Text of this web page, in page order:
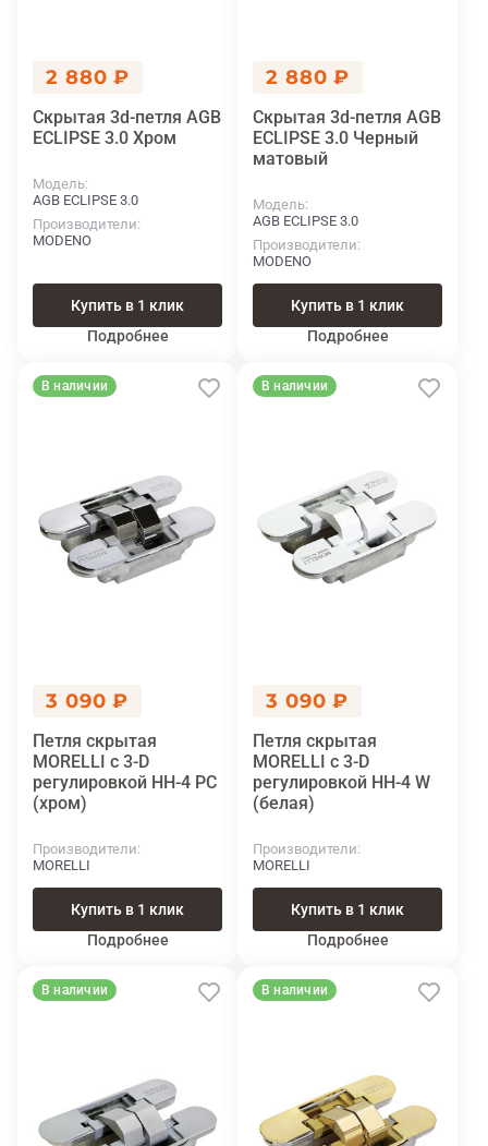
2 880 ₽
Скрытая 3d-петля AGB
ECLIPSE 3.0 Хром
Модель
AGB ECLIPSE 3.0
Производители
MODENO
Купить в 1 клик
Подробнее
2 880 ₽
Скрытая 3d-петля AGB
ECLIPSE 3.0 Черный
матовый
Модель
AGB ECLIPSE 3.0
Производители
MODENO
Купить в 1 клик
Подробнее
В наличии
3 090 ₽
Петля скрытая
MORELLI с 3-D
регулировкой HH-4 PC
(хром)
Производители
MORELLI
Купить в 1 клик
Подробнее
В наличии
3 090 ₽
Петля скрытая
MORELLI с 3-D
регулировкой HH-4 W
(белая)
Производители
MORELLI
Купить в 1 клик
Подробнее
В наличии В наличии